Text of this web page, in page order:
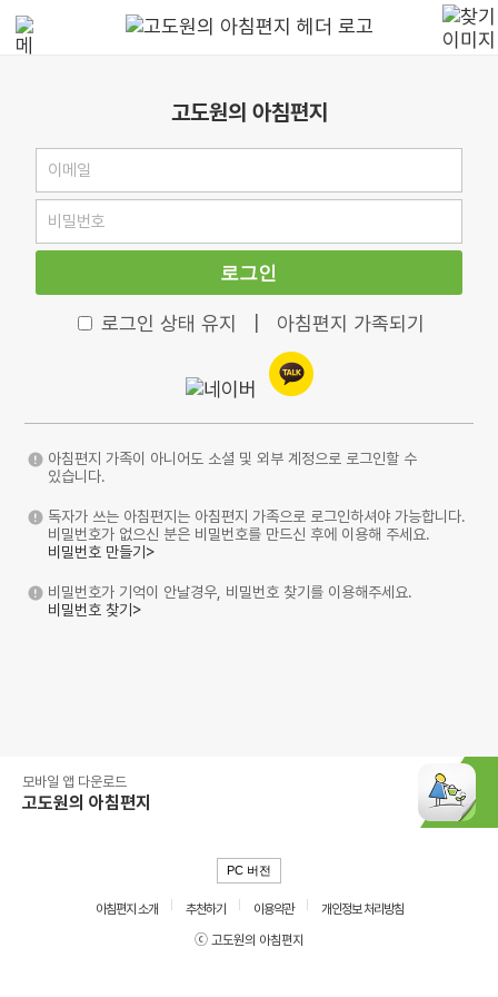
고도원의 아침편지
로그인
로그인 상태 유지 아침편지 가족되기
아침편지 가족이 아니어도 소셜 및 외부 계정으로 로그인할 수
있습니다.
독자가 쓰는 아침편지는 아침편지 가족으로 로그인하셔야 가능합니다.
비밀번호가 없으신 분은 비밀번호를 만드신 후에 이용해 주세요.
비밀번호 만들기>
비밀번호가 기억이 안날경우, 비밀번호 찾기를 이용해주세요.
비밀번호 찾기>
모바일 앱 다운로드
고도원의 아침편지
PC 버전
아침편지 소개 추천하기 이용약관
개인정보 처리방침
ⓒ 고도원의 아침편지